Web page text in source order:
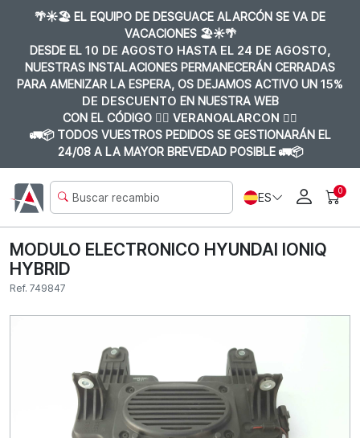
🌴☀️🏖️ EL EQUIPO DE DESGUACE ALARCÓN SE VA DE
VACACIONES 🏖️☀️🌴
DESDE EL 10 DE AGOSTO HASTA EL 24 DE AGOSTO,
NUESTRAS INSTALACIONES PERMANECERÁN CERRADAS
PARA AMENIZAR LA ESPERA, OS DEJAMOS ACTIVO UN 15%
DE DESCUENTO EN NUESTRA WEB
CON EL CÓDIGO 👉🏼 VERANOALARCON 👈🏼
🚛📦 TODOS VUESTROS PEDIDOS SE GESTIONARÁN EL
24/08 A LA MAYOR BREVEDAD POSIBLE 🚛📦
ES 0
MODULO ELECTRONICO HYUNDAI IONIQ
HYBRID
Ref. 749847